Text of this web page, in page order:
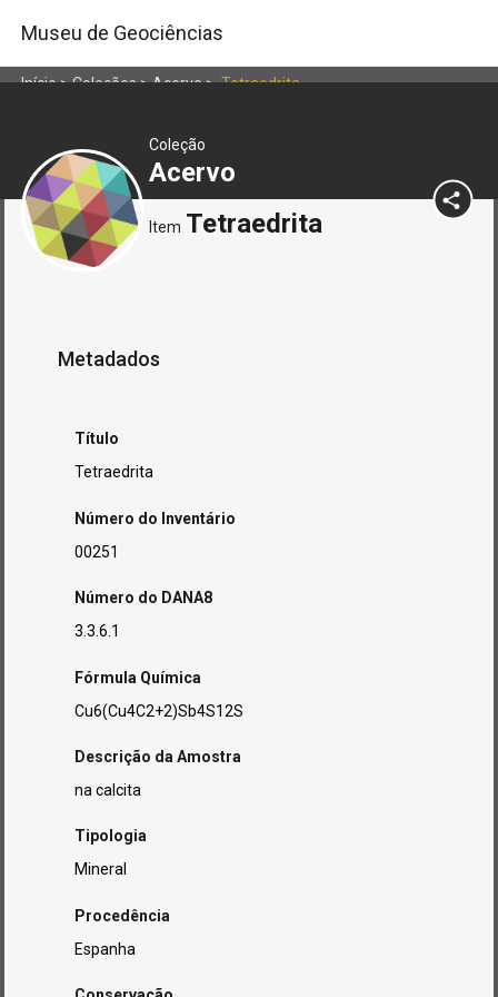
Museu de Geociências
Início>Coleções>Acervo>Tetraedrita
Coleção
Acervo
Item Tetraedrita
Metadados
Título
Tetraedrita
Número do Inventário
00251
Número do DANA8
3.3.6.1
Fórmula Química
Cu6(Cu4C2+2)Sb4S12S
Descrição da Amostra
na calcita
Tipologia
Mineral
Procedência
Espanha